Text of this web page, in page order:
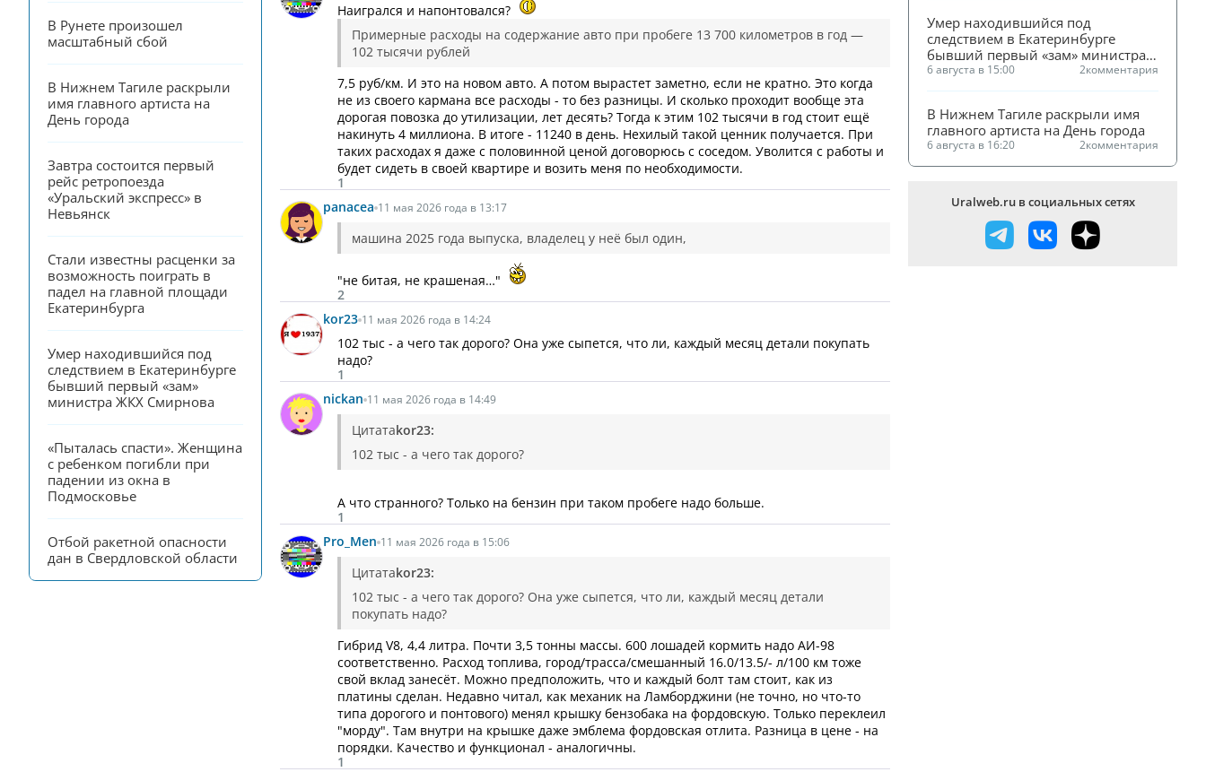
В Рунете произошел
масштабный сбой
В Нижнем Тагиле раскрыли
имя главного артиста на
День города
Завтра состоится первый
рейс ретропоезда
«Уральский экспресс» в
Невьянск
Стали известны расценки за
возможность поиграть в
падел на главной площади
Екатеринбурга
Умер находившийся под
следствием в Екатеринбурге
бывший первый «зам»
министра ЖКХ Смирнова
«Пыталась спасти». Женщина
с ребенком погибли при
падении из окна в
Подмосковье
Отбой ракетной опасности
дан в Свердловской области
Наигрался и напонтовался?
Примерные расходы на содержание авто при пробеге 13 700 километров в год —
102 тысячи рублей
7,5 руб/км. И это на новом авто. А потом вырастет заметно, если не кратно. Это когда
не из своего кармана все расходы - то без разницы. И сколько проходит вообще эта
дорогая повозка до утилизации, лет десять? Тогда к этим 102 тысячи в год стоит ещё
накинуть 4 миллиона. В итоге - 11240 в день. Нехилый такой ценник получается. При
таких расходах я даже с половинной ценой договорюсь с соседом. Уволится с работы и
будет сидеть в своей квартире и возить меня по необходимости.
1
panacea 11 мая 2026 года в 13:17
машина 2025 года выпуска, владелец у неё был один,
"не битая, не крашеная…"
2
kor23 11 мая 2026 года в 14:24
102 тыс - а чего так дорого? Она уже сыпется, что ли, каждый месяц детали покупать
надо?
1
nickan 11 мая 2026 года в 14:49
Цитатаkor23:
102 тыс - а чего так дорого?
А что странного? Только на бензин при таком пробеге надо больше.
1
Pro_Men 11 мая 2026 года в 15:06
Цитатаkor23:
102 тыс - а чего так дорого? Она уже сыпется, что ли, каждый месяц детали
покупать надо?
Гибрид V8, 4,4 литра. Почти 3,5 тонны массы. 600 лошадей кормить надо АИ-98
соответственно. Расход топлива, город/трасса/смешанный 16.0/13.5/- л/100 км тоже
свой вклад занесёт. Можно предположить, что и каждый болт там стоит, как из
платины сделан. Недавно читал, как механик на Ламборджини (не точно, но что-то
типа дорогого и понтового) менял крышку бензобака на фордовскую. Только переклеил
"морду". Там внутри на крышке даже эмблема фордовская отлита. Разница в цене - на
порядки. Качество и функционал - аналогичны.
1
Умер находившийся под
следствием в Екатеринбурге
бывший первый «зам» министра
ЖКХ Смирнова
6 августа в 15:00 2комментария
В Нижнем Тагиле раскрыли имя
главного артиста на День города
6 августа в 16:20 2комментария
Uralweb.ru в социальных сетях